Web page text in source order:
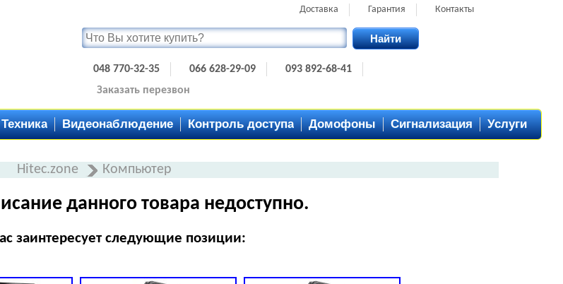
Доставка Гарантия Контакты
Найти
048 770-32-35 066 628-29-09
093 892-68-41
Заказать перезвон
Техника Видеонаблюдение Контроль доступа Домофоны Сигнализация Услуги
Hitec.zone Компьютер
данного товара недоступно.
заинтересует следующие позиции: